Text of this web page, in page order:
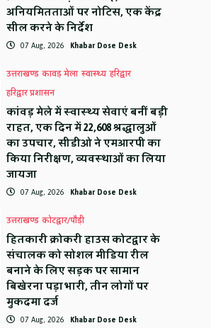
अनियमितताओं पर नोटिस, एक केंद्र
सील करने के निर्देश
07 Aug, 2026 Khabar Dose Desk
उत्तराखण्ड कावड़ मेला स्वास्थ्य हरिद्वार
हरिद्वार प्रशासन
कांवड़ मेले में स्वास्थ्य सेवाएं बनीं बड़ी
राहत, एक दिन में 22,608 श्रद्धालुओं
का उपचार, सीडीओ ने एमआरपी का
किया निरीक्षण, व्यवस्थाओं का लिया
जायजा
07 Aug, 2026 Khabar Dose Desk
उत्तराखण्ड कोटद्वार/पौड़ी
हितकारी क्रोकरी हाउस कोटद्वार के
संचालक को सोशल मीडिया रील
बनाने के लिए सड़क पर सामान
बिखेरना पड़ा भारी, तीन लोगों पर
मुकदमा दर्ज
07 Aug, 2026 Khabar Dose Desk